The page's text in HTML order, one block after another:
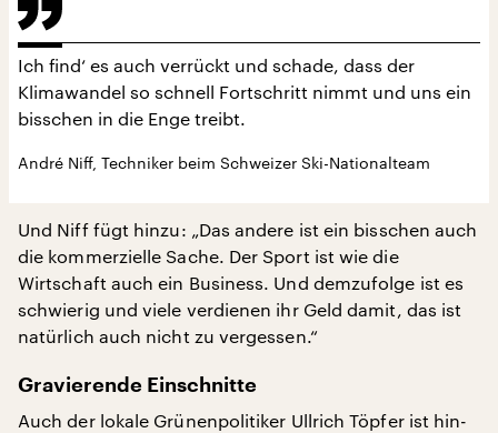
Ich find‘ es auch verrückt und schade, dass der
Klimawandel so schnell Fortschritt nimmt und uns ein
bisschen in die Enge treibt.
André Niff, Techniker beim Schweizer Ski-Nationalteam
Und Niff fügt hinzu: „Das andere ist ein bisschen auch
die kommerzielle Sache. Der Sport ist wie die
Wirtschaft auch ein Business. Und demzufolge ist es
schwierig und viele verdienen ihr Geld damit, das ist
natürlich auch nicht zu vergessen.“
Gravierende Einschnitte
Auch der lokale Grünenpolitiker Ullrich Töpfer ist hin-